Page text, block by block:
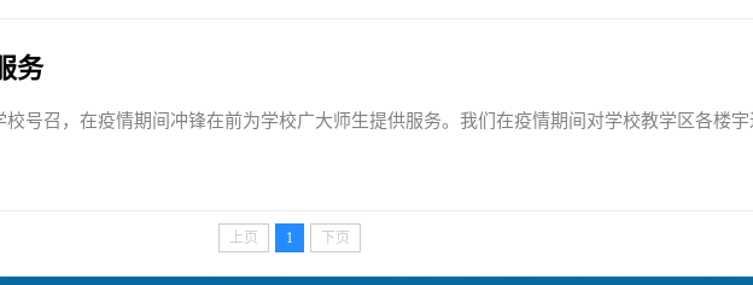
务
号召，在疫情期间冲锋在前为学校广大师生提供服务。我们在疫情期间对学校教学区各楼宇
上页 1 下页